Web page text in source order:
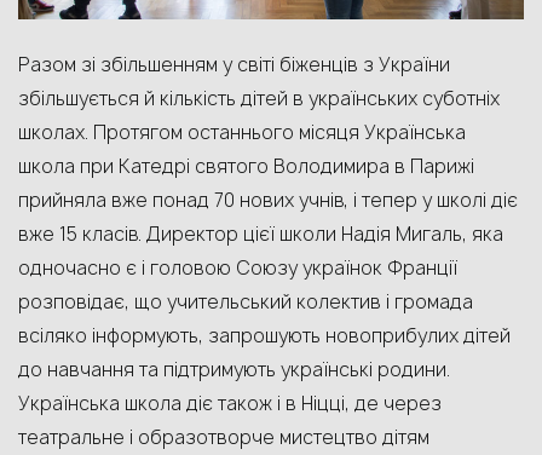
Разом зі збільшенням у світі біженців з України
збільшується й кількість дітей в українських суботніх
школах. Протягом останнього місяця Українська
школа при Катедрі святого Володимира в Парижі
прийняла вже понад 70 нових учнів, і тепер у школі діє
вже 15 класів. Директор цієї школи Надія Мигаль, яка
одночасно є і головою Союзу українок Франції
розповідає, що учительський колектив і громада
всіляко інформують, запрошують новоприбулих дітей
до навчання та підтримують українські родини.
Українська школа діє також і в Ніцці, де через
театральне і образотворче мистецтво дітям